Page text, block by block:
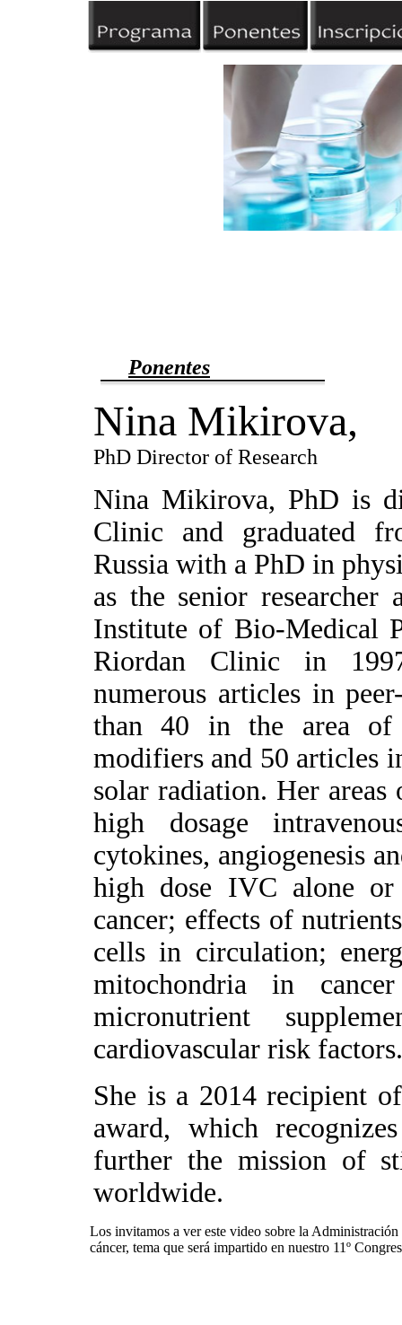
Ponentes
Nina Mikirova,
PhD Director of Research
Nina Mikirova, PhD is
Clinic and graduated
Russia with a PhD in
as the senior researcher
Institute of Bio-Medical
Riordan Clinic in
numerous articles in
than 40 in the area of
modifiers and 50 articles
solar radiation. Her
high dosage
cytokines, angiogenesis
high dose IVC alone
cancer; effects of
cells in circulation;
mitochondria in
micronutrient
cardiovascular risk factors.
She is a 2014 recipient
award, which
further the mission of
worldwide.
Los invitamos a ver este video sobre la
cáncer, tema que será impartido en nuestro 11º